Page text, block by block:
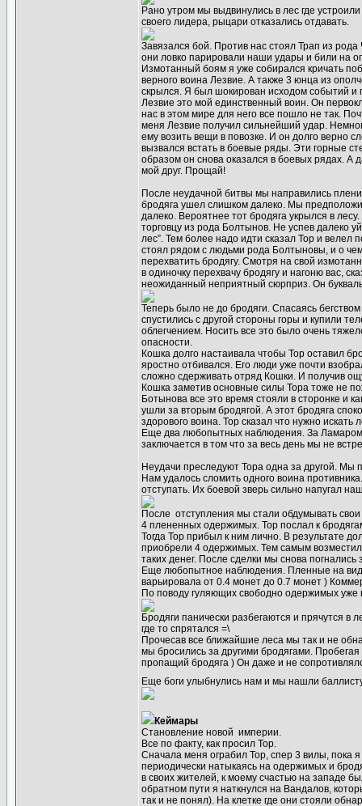
Рано утром мы выдвинулись в лес где
своего лидера, рыцари отказались отдавать.
Завязался бой. Против нас стоял Трап из
они ловко парировали наши удары и били на
Измотанный боям я уже собирался кричать
верного воина Лезвие. А также 3 юнца из
скрылся. Я был шокирован исходом событий и
Лезвие это мой единственный воин. Он
нас в этом мире для него все пошло не так.
меня Лезвие получил сильнейший удар.
ему возить вещи в повозке. И он долго верно
вызвался встать в боевые ряды. Эти горные
образом он снова оказался в боевых рядах. А
мой друг. Прощай!
После неудачной битвы мы направились
бродяга ушел слишком далеко. Мы
далеко. Вероятнее тот бродяга укрылся в
торговцу из рода Болтынов. Не успев далеко
лес”. Тем более надо идти сказал Тор и велел
стоял рядом с людьми рода Болтыновы, и о
перехватить бродягу. Смотря на свой
в одиночку перехвачу бродягу и нагоню вас,
неожиданный неприятный сюрприз. Он
Теперь было не до бродяги. Спасаясь
спустились с другой стороны горы и купили
облегчением. Носить все это было очень
опасности.
Кошка долго настаивала чтобы Тор оставил
яростно отбивался. Его люди уже почти
сложно сдерживать отряд Кошки. И получив
Кошка заметив основные силы Тора тоже не
Ботынова все это время стояли в сторонке и
ушли за вторым бродягой. А этот бродяга
здорового воина. Тор сказал что нужно
Еще два любопытных наблюдения. За Ламаром
заключается в том что за весь день мы не
Неудачи преследуют Тора одна за другой. Мы
Нам удалось сломить одного воина
отступать. Их боевой зверь сильно напугал
После отступления мы стали обдумывать
4 плененных одержимых. Тор послал к
Тогда Тор прибыл к ним лично. В результате
приобрели 4 одержимых. Тем самым
таких денег. После сделки мы снова
Еще любопытное наблюдения. Пленные на вид
варьировала от 0.4 монет до 0.7 монет )
По поводу гуляющих свободно одержимых уже
Бродяги панически разбегаются и прячутся
где то спрятался =\
Прочесав все ближайшие леса мы так и не
мы бросились за другими бродягами.
пропащий бродяга ) Он даже и не
Еще боги улыбнулись нам и мы нашли
Кеймары
Становление новой империи.
Все по факту, как просил Тор.
Сначала меня ограбил Тор, спер 3 вилы, пока
периодически натыкаясь на одержимых и
в своих жителей, к моему счастью на западе
обратном пути я наткнулся на Вандалов,
так и не понял). На клетке где они стояли